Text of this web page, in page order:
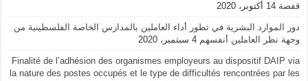
قفصة 14 أكتوبر، 2020
دور الموارد البشرية في تطور أداء العاملين بالمدارس الخاصة الفلسطينية من
وجهة نظر العاملين أنفسهم 4 سبتمبر، 2020
Finalité de l’adhésion des organismes employeurs au dispositif DAIP via
la nature des postes occupés et le type de difficultés rencontrées par les